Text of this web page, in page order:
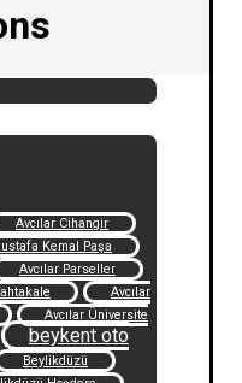
Avcılar Cihangir
Kemal Paşa
Avcılar Parseller
Avcılar
Avcılar Üniversite
beykent oto
Beylikdüzü